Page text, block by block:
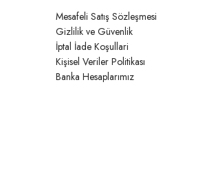
Mesafeli Satış Sözleşmesi
Gizlilik ve Güvenlik
İptal İade Koşullari
Kişisel Veriler Politikası
Banka Hesaplarımız